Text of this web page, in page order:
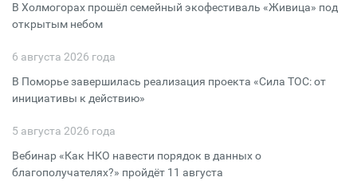
В Холмогорах прошёл семейный экофестиваль «Живица» под
открытым небом
6 августа 2026 года
В Поморье завершилась реализация проекта «Сила ТОС: от
инициативы к действию»
5 августа 2026 года
Вебинар «Как НКО навести порядок в данных о
благополучателях?» пройдёт 11 августа